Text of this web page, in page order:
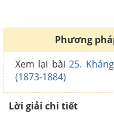
Phương
Xem lại bài25.
(1873-1884)
Lời giải chi tiết